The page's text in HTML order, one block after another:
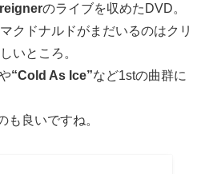
のライブを収めたDVD。
クドナルドがまだいるのはクリ
いところ。
“Cold As Ice”など1stの曲群に
も良いですね。